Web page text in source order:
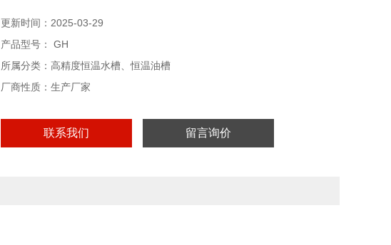
向外输出，蹭立糟外第二恒温场，扩大使用范围。
更新时间：2025-03-29
产品型号： GH
所属分类：高精度恒温水槽、恒温油槽
厂商性质：生产厂家
联系我们 留言询价